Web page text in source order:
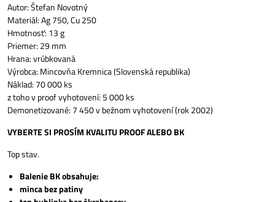
Autor: Štefan Novotný
Materiál: Ag 750, Cu 250
Hmotnosť: 13 g
Priemer: 29 mm
Hrana: vrúbkovaná
Výrobca: Mincovňa Kremnica (Slovenská republika)
Náklad: 70 000 ks
z toho v proof vyhotovení: 5 000 ks
Demonetizované: 7 450 v bežnom vyhotovení (rok 2002)
VYBERTE SI PROSÍM KVALITU PROOF ALEBO BK
Top stav.
Balenie BK obsahuje:
minca bez patiny